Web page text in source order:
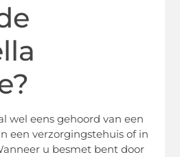
wel eens gehoord van een
een verzorgingstehuis of in
u besmet bent door